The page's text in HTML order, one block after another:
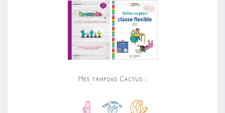
Mes tampons Cactus :